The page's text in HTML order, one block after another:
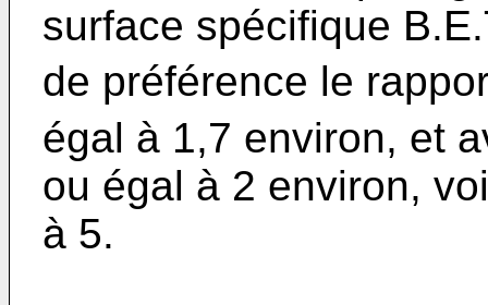
surface spécifique
de préférence le
égal à 1,7 environ, et
ou égal à 2 environ,
à 5.